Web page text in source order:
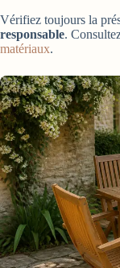
Vérifiez toujours la
responsable.
matériaux.